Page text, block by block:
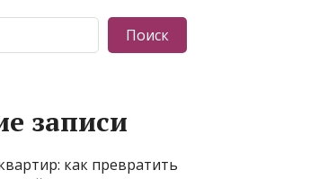
Поиск
записи
как превратить